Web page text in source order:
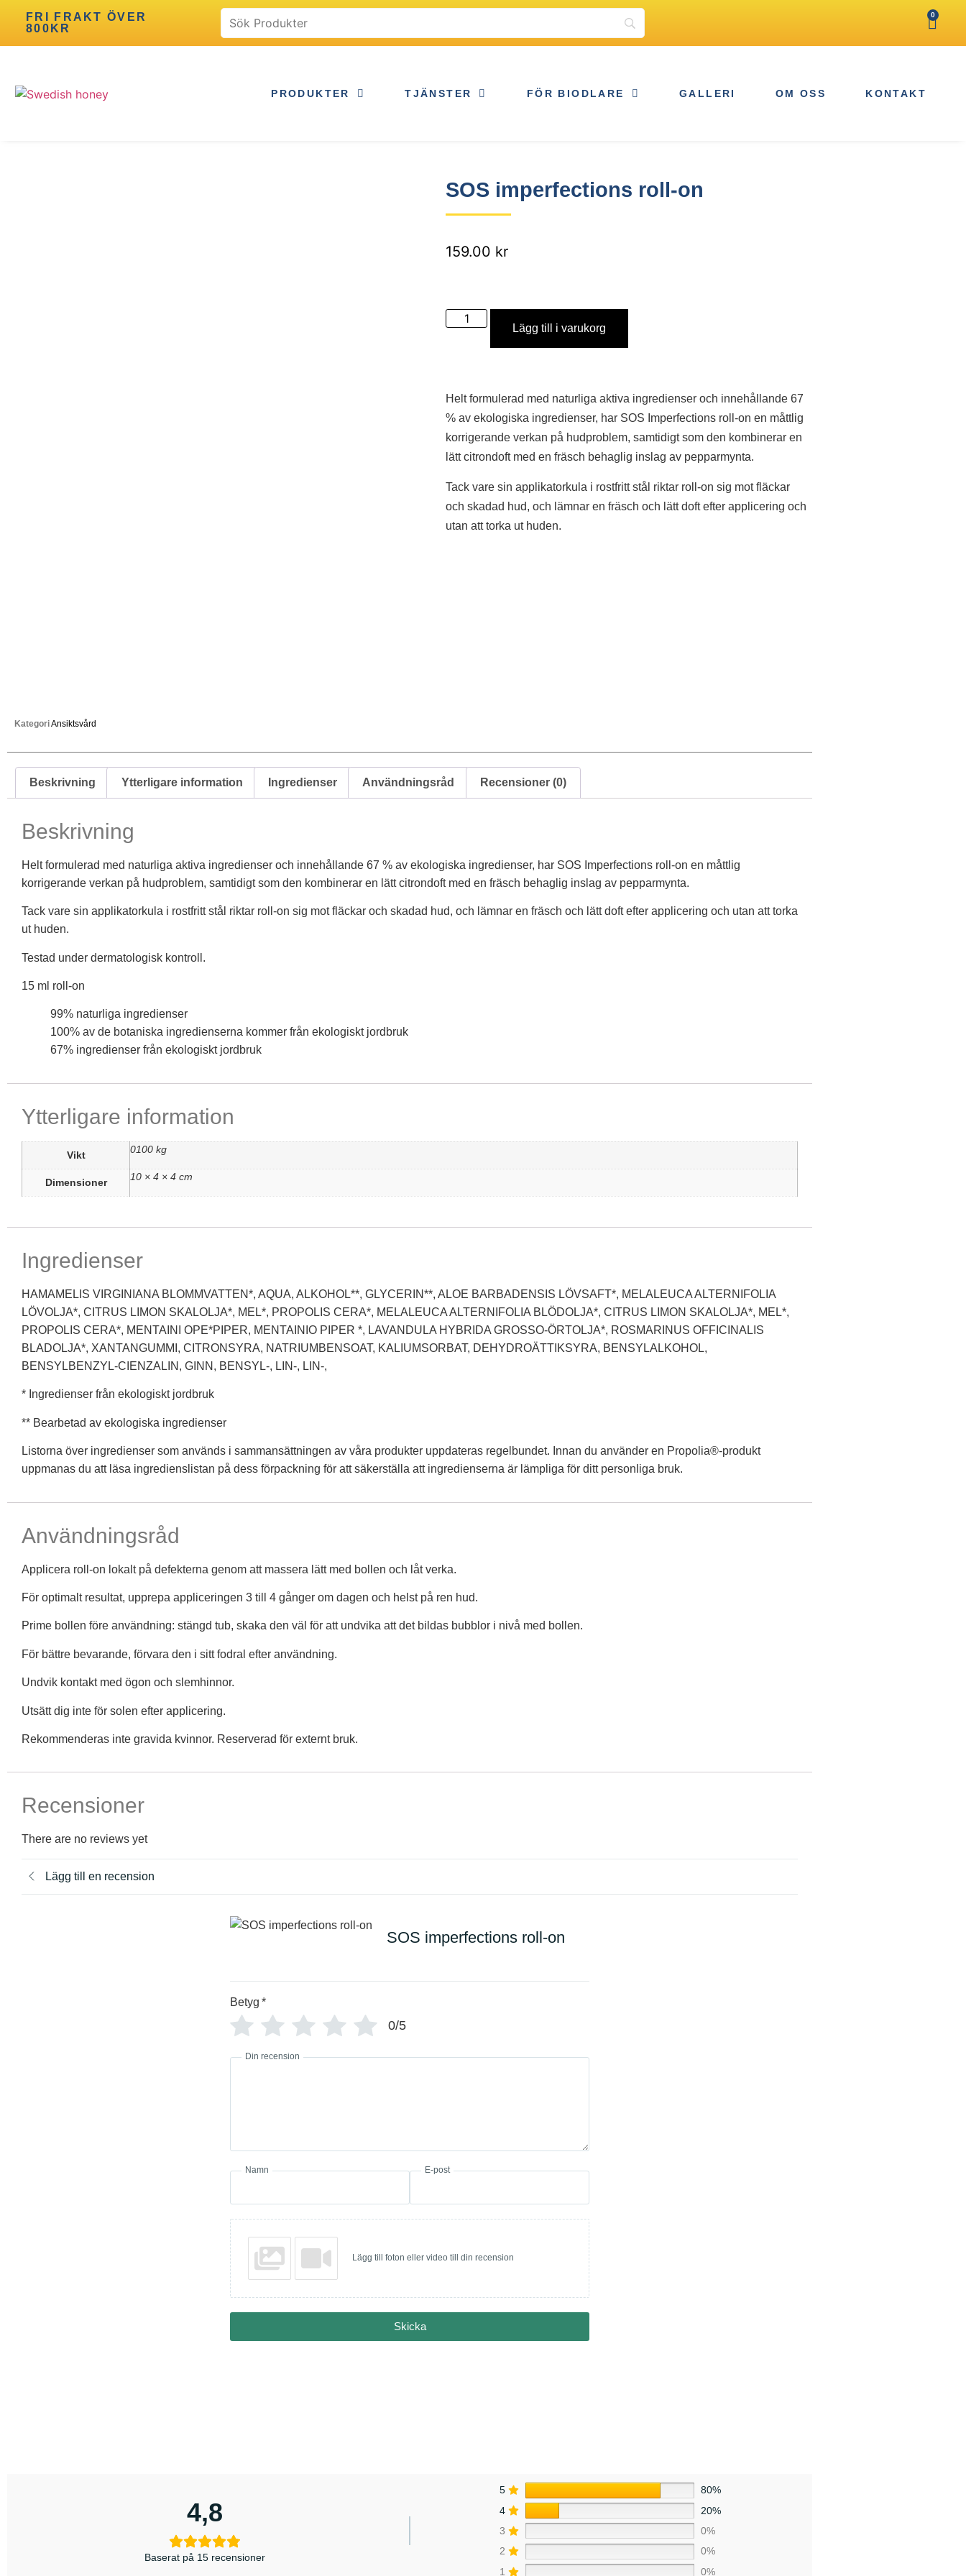
FRI FRAKT ÖVER
800KR
0
PRODUKTER TJÄNSTER FÖR BIODLARE GALLERI OM OSS KONTAKT
SOS imperfections roll-on
159.00 kr
Lägg till i varukorg
Helt formulerad med naturliga aktiva ingredienser och innehållande 67
% av ekologiska ingredienser, har SOS Imperfections roll-on en måttlig
korrigerande verkan på hudproblem, samtidigt som den kombinerar en
lätt citrondoft med en fräsch behaglig inslag av pepparmynta.
Tack vare sin applikatorkula i rostfritt stål riktar roll-on sig mot fläckar
och skadad hud, och lämnar en fräsch och lätt doft efter applicering och
utan att torka ut huden.
KategoriAnsiktsvård
Beskrivning Ytterligare information Ingredienser Användningsråd Recensioner (0)
Beskrivning
Helt formulerad med naturliga aktiva ingredienser och innehållande 67 % av ekologiska ingredienser, har SOS Imperfections roll-on en måttlig
korrigerande verkan på hudproblem, samtidigt som den kombinerar en lätt citrondoft med en fräsch behaglig inslag av pepparmynta.
Tack vare sin applikatorkula i rostfritt stål riktar roll-on sig mot fläckar och skadad hud, och lämnar en fräsch och lätt doft efter applicering och utan att torka
ut huden.
Testad under dermatologisk kontroll.
15 ml roll-on
99% naturliga ingredienser
100% av de botaniska ingredienserna kommer från ekologiskt jordbruk
67% ingredienser från ekologiskt jordbruk
Ytterligare information
Vikt 0100 kg
Dimensioner 10 × 4 × 4 cm
Ingredienser
HAMAMELIS VIRGINIANA BLOMMVATTEN*, AQUA, ALKOHOL**, GLYCERIN**, ALOE BARBADENSIS LÖVSAFT*, MELALEUCA ALTERNIFOLIA
LÖVOLJA*, CITRUS LIMON SKALOLJA*, MEL*, PROPOLIS CERA*, MELALEUCA ALTERNIFOLIA BLÖDOLJA*, CITRUS LIMON SKALOLJA*, MEL*,
PROPOLIS CERA*, MENTAINI OPE*PIPER, MENTAINIO PIPER *, LAVANDULA HYBRIDA GROSSO-ÖRTOLJA*, ROSMARINUS OFFICINALIS
BLADOLJA*, XANTANGUMMI, CITRONSYRA, NATRIUMBENSOAT, KALIUMSORBAT, DEHYDROÄTTIKSYRA, BENSYLALKOHOL,
BENSYLBENZYL-CIENZALIN, GINN, BENSYL-, LIN-, LIN-,
* Ingredienser från ekologiskt jordbruk
** Bearbetad av ekologiska ingredienser
Listorna över ingredienser som används i sammansättningen av våra produkter uppdateras regelbundet. Innan du använder en Propolia®-produkt
uppmanas du att läsa ingredienslistan på dess förpackning för att säkerställa att ingredienserna är lämpliga för ditt personliga bruk.
Användningsråd
Applicera roll-on lokalt på defekterna genom att massera lätt med bollen och låt verka.
För optimalt resultat, upprepa appliceringen 3 till 4 gånger om dagen och helst på ren hud.
Prime bollen före användning: stängd tub, skaka den väl för att undvika att det bildas bubblor i nivå med bollen.
För bättre bevarande, förvara den i sitt fodral efter användning.
Undvik kontakt med ögon och slemhinnor.
Utsätt dig inte för solen efter applicering.
Rekommenderas inte gravida kvinnor. Reserverad för externt bruk.
Recensioner
There are no reviews yet
Lägg till en recension
SOS imperfections roll-on
Betyg *
0/5
Din recension
Namn E-post
Lägg till foton eller video till din recension
Skicka
4,8
Baserat på 15 recensioner
5
80%
4
20%
3
0%
2
0%
1
0%